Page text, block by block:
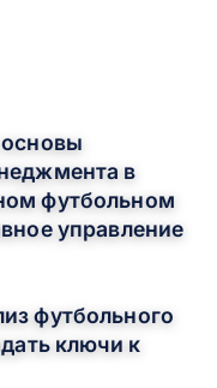
основы
в
футбольном
управление
футбольного
ключи к